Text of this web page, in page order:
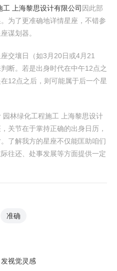
上海黎思设计有限公司 因此部
为了更准确地详情星座，不错参
谋划器。
交壤日（如3月20日或4月21
断。若是出身时代在中午12点之
12点之后，则可能属于后一个星
林绿化工程施工 上海黎思设计
关节在于掌持正确的出身日历，
了解我方的星座不仅能匡助咱们
往还、处事发展等方面提供一定
准确
视觉灵感